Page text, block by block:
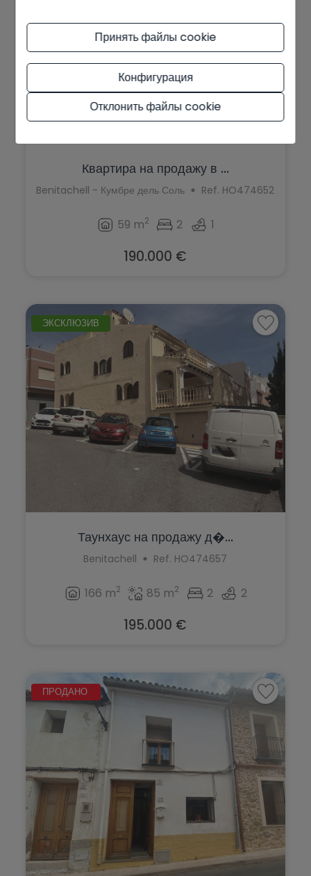
Квартира на продажу в ...
Benitachell - Кумбре дель Соль Ref. HO474652
59 m2 2 1
190.000 €
ЭКСКЛЮЗИВ
Таунхаус на продажу д�...
Benitachell Ref. HO474657
166 m2 85 m2 2 2
195.000 €
ПРОДАНО
Принять файлы cookie
Конфигурация
Отклонить файлы cookie